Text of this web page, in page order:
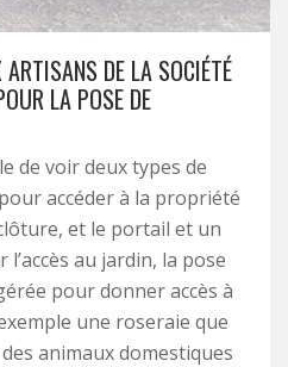
DE LA SOCIÉTÉ
LA POSE DE
de voir deux types de
accéder à la propriété
et le portail et un
au jardin, la pose
pour donner accès à
une roseraie que
animaux domestiques